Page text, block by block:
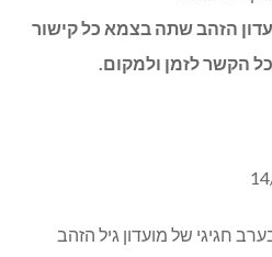
הזהב שתה בצמא כל קישור
הקשר לזמן ולמקום.
חגיגי של מועדון גיל הזהב